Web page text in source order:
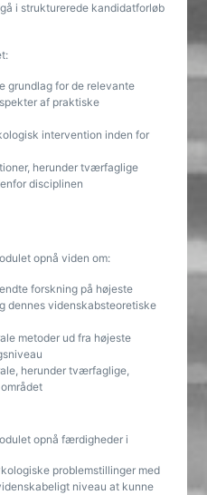
i strukturerede kandidatforløb
grundlag for de relevante
af praktiske
intervention inden for
herunder tværfaglige
disciplinen
opnå viden om:
forskning på højeste
dennes videnskabsteoretiske
metoder ud fra højeste
herunder tværfaglige,
opnå færdigheder i
problemstillinger med
niveau at kunne